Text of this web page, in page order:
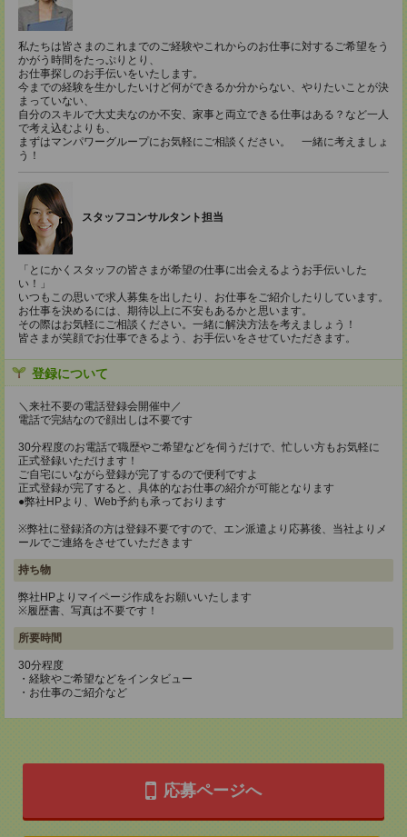
私たちは皆さまのこれまでのご経験やこれからのお仕事に対するご希望をう
かがう時間をたっぷりとり、
お仕事探しのお手伝いをいたします。
今までの経験を生かしたいけど何ができるか分からない、やりたいことが決
まっていない、
自分のスキルで大丈夫なのか不安、家事と両立できる仕事はある？など一人
で考え込むよりも、
まずはマンパワーグループにお気軽にご相談ください。 一緒に考えましょ
う！
スタッフコンサルタント担当
「とにかくスタッフの皆さまが希望の仕事に出会えるようお手伝いした
い！」
いつもこの思いで求人募集を出したり、お仕事をご紹介したりしています。
お仕事を決めるには、期待以上に不安もあるかと思います。
その際はお気軽にご相談ください。一緒に解決方法を考えましょう！
皆さまが笑顔でお仕事できるよう、お手伝いをさせていただきます。
登録について
＼来社不要の電話登録会開催中／
電話で完結なので顔出しは不要です
30分程度のお電話で職歴やご希望などを伺うだけで、忙しい方もお気軽に
正式登録いただけます！
ご自宅にいながら登録が完了するので便利ですよ
正式登録が完了すると、具体的なお仕事の紹介が可能となります
●弊社HPより、Web予約も承っております
※弊社に登録済の方は登録不要ですので、エン派遣より応募後、当社よりメ
ールでご連絡をさせていただきます
持ち物
弊社HPよりマイページ作成をお願いいたします
※履歴書、写真は不要です！
所要時間
30分程度
・経験やご希望などをインタビュー
・お仕事のご紹介など
応募ページへ